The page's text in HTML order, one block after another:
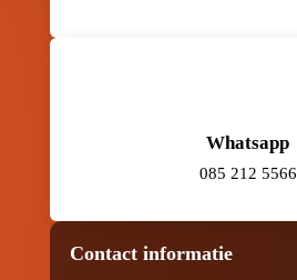
Whatsapp
085 212 5566
Contact informatie